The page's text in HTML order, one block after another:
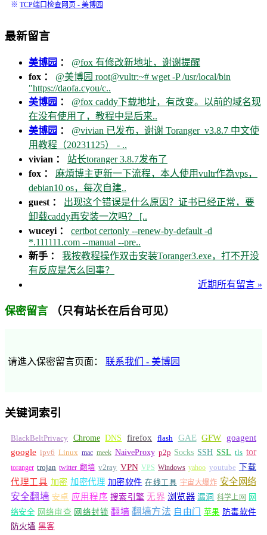
※ TCP端口检查网页 - 美博园
最新留言
美博园 ： @fox 有修改新地址，谢谢提醒
fox ： @美博园 root@vultr:~# wget -P /usr/local/bin
"https://daofa.cyou/c..
美博园 ： @fox caddy下载地址，有改变。以前的域名现
在没有使用了，教程中是后来..
美博园 ： @vivian 已发布，谢谢 Toranger_v3.8.7 中文使
用教程（20231125） - ..
vivian ： 站长toranger 3.8.7发布了
fox ： 麻煩博主更新一下流程，本人使用vultr作為vps，
debian10 os，每次自建..
guest ： 出现这个错误是什么原因？证书已经正常，要
卸载caddy再安装一次吗？ [..
wuceyi ： certbot certonly --renew-by-default -d
*.111111.com --manual --pre..
新手 ： 我按教程操作双击安装Toranger3.exe，打不开没
有反应是怎么回事？
近期所有留言 »
保密留言 （只有站长在后台可见）
请進入保密留言页面： 联系我们 - 美博园
关键词索引
BlackBeltPrivacy Chrome DNS firefox flash GAE GFW
goagent
google ipv6 Linux mac meek NaiveProxy p2p Socks SSH SSL tls tor
toranger trojan twitter 翻墙 v2ray VPN VPS Windows yahoo youtube 下载
代理工具 加密 加密代理 加密软件 在线工具 宇宙大爆炸 安全网络
安全翻墙 安卓 应用程序 搜索引擎 无界 浏览器 漏洞 科学上网 网
络安全 网络审查 网络封锁 翻墙 翻墙方法 自由门 苹果 防毒软件
防火墙 黑客